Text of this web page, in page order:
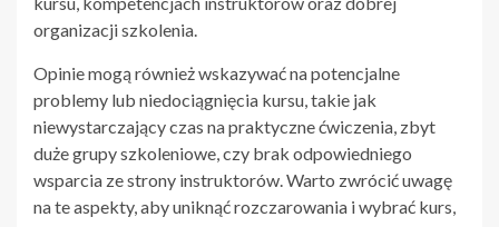
organizacji szkolenia.
Opinie mogą również wskazywać na potencjalne
problemy lub niedociągnięcia kursu, takie jak
niewystarczający czas na praktyczne ćwiczenia, zbyt
duże grupy szkoleniowe, czy brak odpowiedniego
wsparcia ze strony instruktorów. Warto zwrócić uwagę
na te aspekty, aby uniknąć rozczarowania i wybrać kurs,